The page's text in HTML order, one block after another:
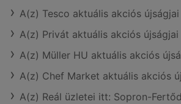
A(z) Tesco aktuális akciós újságjai
A(z) Privát aktuális akciós újságjai
A(z) Müller HU aktuális akciós
A(z) Chef Market aktuális akciós
A(z) Reál üzletei itt: Sopron-